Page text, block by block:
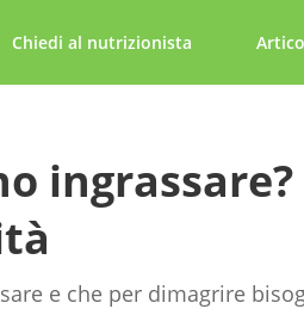
Chiedi al nutrizionista
ingrassare?
e che per dimagrire